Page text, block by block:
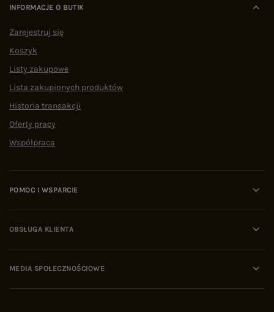
INFORMACJE O BUTIK
Zarejestruj się
Koszyk
Listy zakupowe
Lista zakupionych produktów
Historia transakcji
Oferty pracy
Współpraca
POMOC I WSPARCIE
OBSŁUGA KLIENTA
MEDIA SPOŁECZNOŚCIOWE